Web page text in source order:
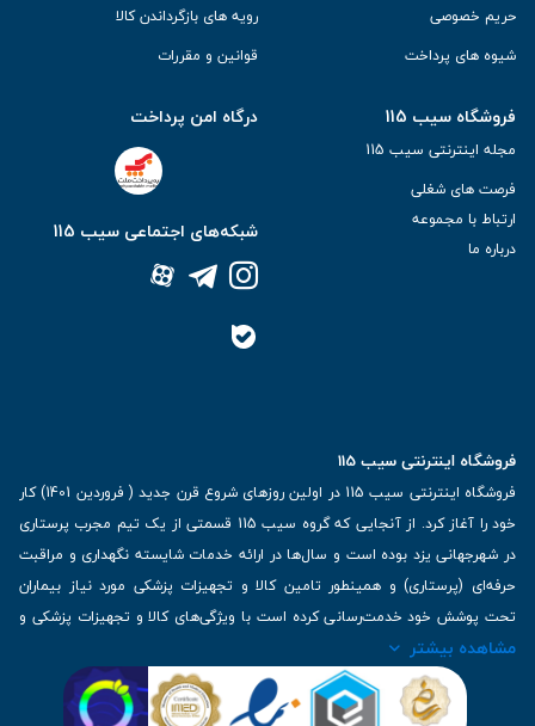
حریم خصوصی
شیوه های پرداخت
رویه های بازگرداندن کالا
قوانین و مقررات
فروشگاه سیب 115
مجله اینترنتی سیب 115
فرصت های شغلی
ارتباط با مجموعه
درباره ما
درگاه امن پرداخت
شبکه‌های اجتماعی سیب 115
فروشگاه اینترنتی سیب 115
فروشگاه اینترنتی سیب 115 در اولین روزهای شروع قرن جدید ( فروردین 1401) کار
خود را آغاز کرد. از آنجایی که گروه سیب 115 قسمتی از یک تیم مجرب پرستاری
در شهرجهانی یزد بوده است و سال‌ها در ارائه خدمات شایسته نگهداری و مراقبت
حرفه‌ای (پرستاری) و همینطور تامین کالا و تجهیزات پزشکی مورد نیاز بیماران
تحت پوشش خود خدمت‌رسانی کرده است با ویژگی‌های کالا و تجهیزات پزشکی و
برترین برندهای موجود در بازار اطلاعات بسیار ارزشمندی را دارا می‌باشد
مشاهده بیشتر